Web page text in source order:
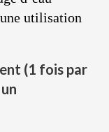
utilisation
(1 fois par